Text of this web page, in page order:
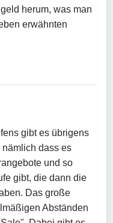
herum, was man
erwähnten
gibt es übrigens
dass es
und so
gibt, die dann die
Das große
Abständen